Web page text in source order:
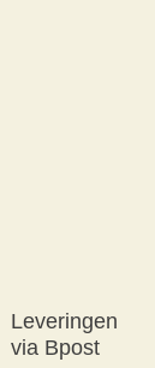
Leveringen
via Bpost